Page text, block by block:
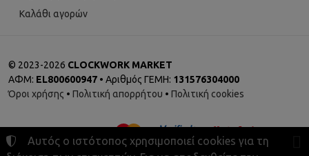
Καλάθι αγορών
© 2023-2026 CLOCKWORK MARKET
ΑΦΜ: EL800600947 • Αριθμός ΓΕΜΗ: 131576304000
Όροι χρήσης • Πολιτική απορρήτου • Πολιτική cookies
Αυτός ο ιστότοπος χρησιμοποιεί cookies για τη